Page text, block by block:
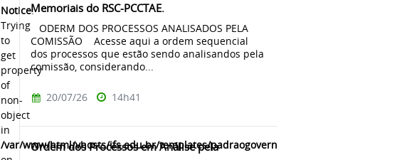
Notice:
Trying
to
get
property
of
non-
object
in
/var/www/html/vhosts/ifs.edu.br/templates/padraogoverno01/html/com_content/
Memoriais do RSC-PCCTAE.
ODERM DOS PROCESSOS ANALISADOS PELA
COMISSÃO Acesse aqui a ordem sequencial
dos processos que estão sendo analisandos pela
comissão, considerando...
20/07/26 14h41
Ordem dos Processos em Análise pela